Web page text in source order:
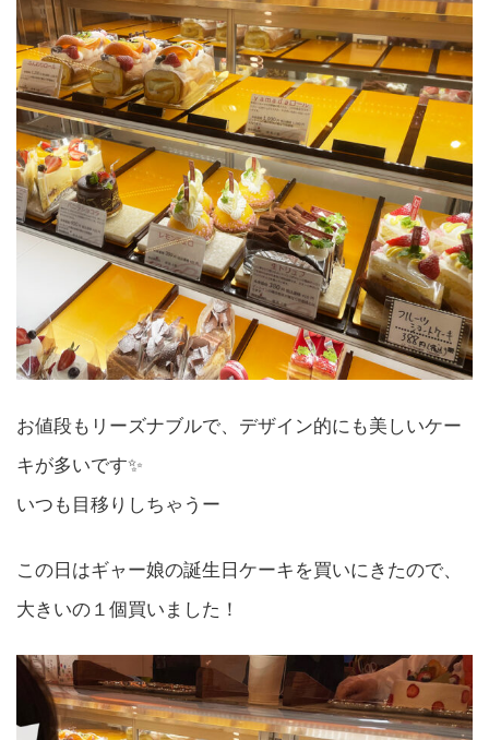
お値段もリーズナブルで、デザイン的にも美しいケー
キが多いです✨
いつも目移りしちゃうー
この日はギャー娘の誕生日ケーキを買いにきたので、
大きいの１個買いました！